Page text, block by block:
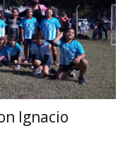
Ignacio